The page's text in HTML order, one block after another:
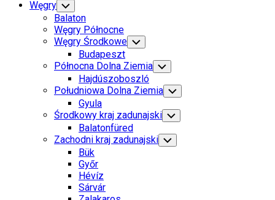
Węgry Toggle
Child
Menu
Balaton
Węgry Północne
Węgry Środkowe Toggle
Child
Menu
Budapeszt
Północna Dolna Ziemia Toggle
Child
Menu
Hajdúszoboszló
Południowa Dolna Ziemia Toggle
Child
Menu
Gyula
Środkowy kraj zadunajski Toggle
Child
Menu
Balatonfüred
Zachodni kraj zadunajski Toggle
Child
Bük
Győr
Hévíz
Sárvár